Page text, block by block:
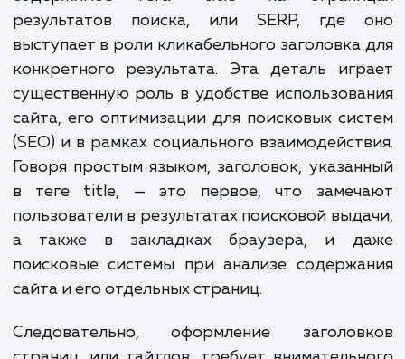
заголовка веб-страницы, создан для
чтобы точно и лаконично
содержание страницы. Зачастую
обозначенный тегом title, рассматривается
ключевой аспект в продвижении веб-
рамках SEO.
Когда пользователь проводит поиск, он
содержимое тега <title> на
результатов поиска, или SERP, где
выступает в роли кликабельного
существенную роль в удобстве